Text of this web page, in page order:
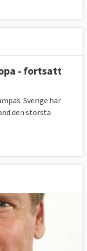
- fortsatt
Sverige har
den största